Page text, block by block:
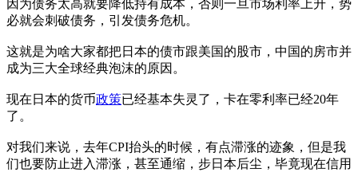
因为债务太高就要降低持有成本，否则一旦市场利率上升，势
必就会刺破债务，引发债务危机。
这就是为啥大家都把日本的债市跟美国的股市，中国的房市并
成为三大全球经典泡沫的原因。
现在日本的货币政策已经基本失灵了，卡在零利率已经20年
了。
对我们来说，去年CPI抬头的时候，有点滞涨的迹象，但是我
们也要防止进入滞涨，甚至通缩，步日本后尘，毕竟现在信用